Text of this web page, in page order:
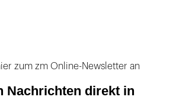
zum zm Online-Newsletter an
Nachrichten direkt in